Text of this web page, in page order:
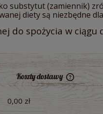
substytut (zamiennik)
diety są niezbędne
do spożycia w ciągu
Koszty dostawy
Cena
0,00 zł